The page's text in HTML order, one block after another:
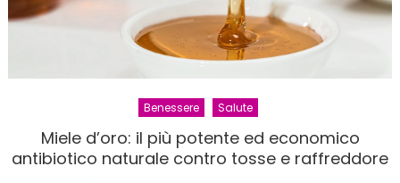
Benessere Salute
Miele d’oro: il più potente ed economico
antibiotico naturale contro tosse e raffreddore